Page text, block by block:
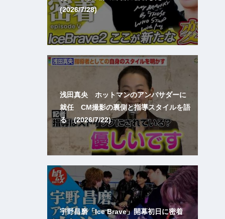
(2026/7/28)
浅田真央 ホットマンのアンバサダーに
就任 CM撮影の裏側と指導スタイルを語
る (2026/7/22)
宇野昌磨「Ice Brave」開幕初日に密着